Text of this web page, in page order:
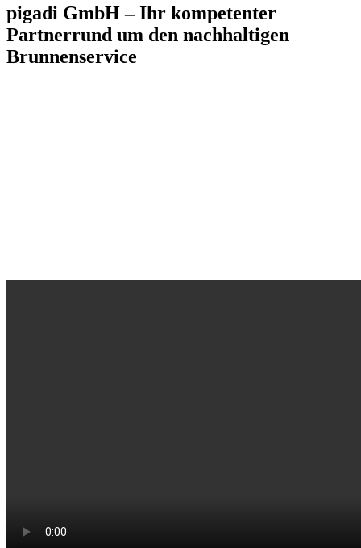
pigadi GmbH – Ihr kompetenter
Partnerrund um den nachhaltigen
Brunnenservice